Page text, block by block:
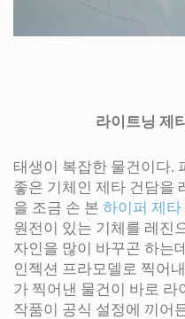
라이트닝 제
태생이 복잡한 물건이다.
좋은 기체인 제타 건담을
을 조금 손 본 하이퍼 제타
원전이 있는 기체를 레진
자인을 많이 바꾸곤 하는
인젝션 프라모델로 찍어
가 찍어낸 물건이 바로 라
작품이 공식 설정에 끼어